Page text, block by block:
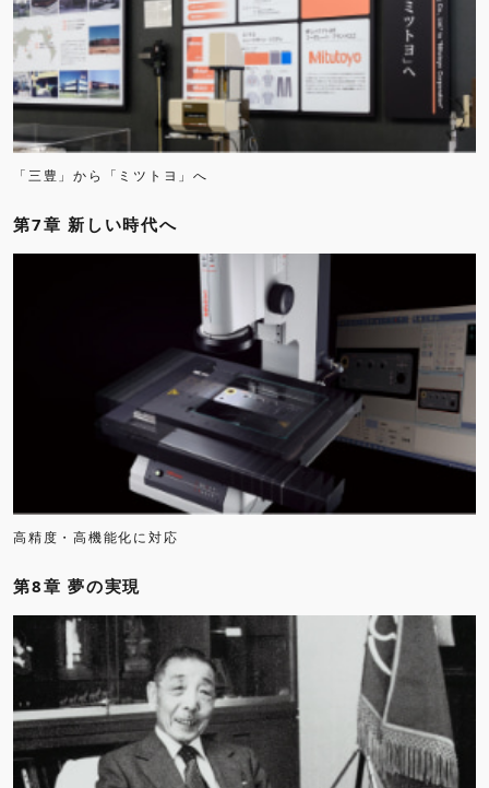
「三豊」から「ミツトヨ」へ
第7章 新しい時代へ
高精度・高機能化に対応
第8章 夢の実現